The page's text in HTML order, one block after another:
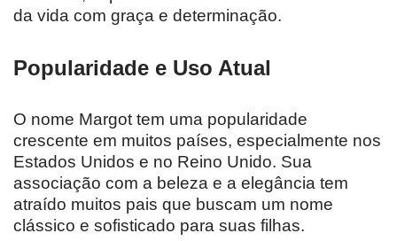
da vida com graça e determinação.
Popularidade e Uso Atual
O nome Margot tem uma popularidade
crescente em muitos países, especialmente nos
Estados Unidos e no Reino Unido. Sua
associação com a beleza e a elegância tem
atraído muitos pais que buscam um nome
clássico e sofisticado para suas filhas.